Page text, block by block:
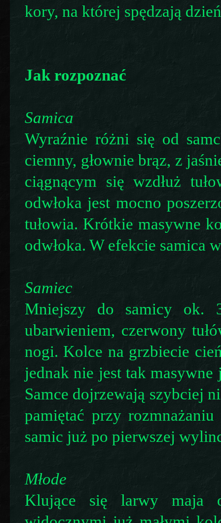
kory, na której spędzają
Jak rozpoznać
Samica
Wyraźnie różni się od
ciemny, głownie brąz, z
ciągnącym się wzdłuż
odwłoka jest mocno
tułowia. Krótkie masywne
odwłoka. W efekcie samica
Samiec
Mniejszy do samicy ok.
ubarwieniem, czerwony
nogi. Kolce na grzbiecie
jednak nie jest tak masywne
Samce dojrzewają szybciej
pamiętać przy
samic już po pierwszej
Młode
Klujące się larwy maja